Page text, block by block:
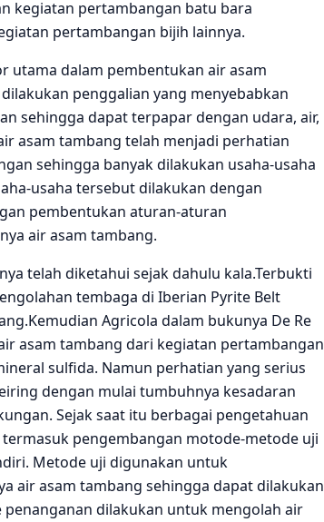
kegiatan pertambangan batu bara
pertambangan bijih lainnya.
dalam pembentukan air asam
penggalian yang menyebabkan
sehingga dapat terpapar dengan udara, air,
asam tambang telah menjadi perhatian
sehingga banyak dilakukan usaha-usaha
usaha tersebut dilakukan dengan
pembentukan aturan-aturan
air asam tambang.
telah diketahui sejak dahulu kala.Terbukti
tembaga di Iberian Pyrite Belt
Agricola dalam bukunya De Re
asam tambang dari kegiatan pertambangan
sulfida. Namun perhatian yang serius
dengan mulai tumbuhnya kesadaran
Sejak saat itu berbagai pengetahuan
pengembangan motode-metode uji
Metode uji digunakan untuk
air asam tambang sehingga dapat dilakukan
dilakukan untuk mengolah air